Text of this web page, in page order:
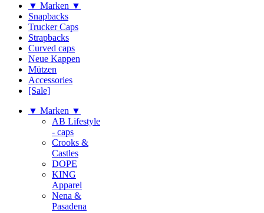
▼ Marken ▼
Snapbacks
Trucker Caps
Strapbacks
Curved caps
Neue Kappen
Mützen
Accessories
[Sale]
▼ Marken ▼
AB Lifestyle
- caps
Crooks &
Castles
DOPE
KING
Apparel
Nena &
Pasadena